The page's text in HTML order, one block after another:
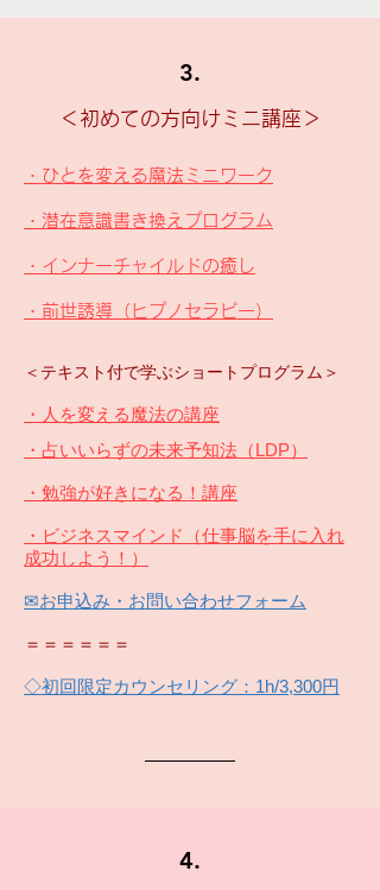
3.
​ ＜初めての方向けミニ講座＞
・ひとを変える魔法ミニワーク
・潜在意識書き換えプログラム
・インナーチャイルドの癒し
・前世誘導（ヒプノセラピー）
＜テキスト付で学ぶショートプログラム＞
・人を変える魔法の講座
・占いいらずの未来予知法（LDP）
・勉強が好きになる！講座
・ビジネスマインド（仕事脳を手に入れ
成功しよう！）
​✉お申込み・お問い合わせフォーム
＝＝＝＝＝＝
◇初回限定カウンセリング：1h/3,300円
4.